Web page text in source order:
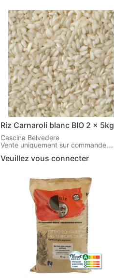
Riz Carnaroli blanc BIO 2 x 5kg
Cascina Belvedere
Vente uniquement sur commande.
Veuillez vous connecter